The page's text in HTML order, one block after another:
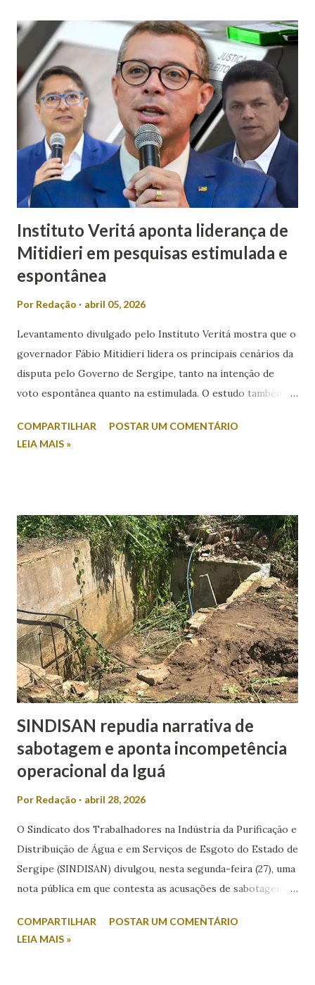
declaração como machista e misógina. Por meio das redes
sociais, Laís afirmou que discursos desse tipo contribuem
para o desrespeito e a exclusão das mulheres dos espaços
de poder. “Em meio a muitos casos de feminicídio,
misoginia e desrespeito, tem pré-candidato espalhando
machismo com as mulheres. Mulher em política, esqueça! É
isso que Valmir de Francisquinho disse ao ser questionado
se a sua mulher poderia ser uma...
Instituto Veritá aponta liderança de
Mitidieri em pesquisas estimulada e
espontânea
Por Redação abril 05, 2026
Levantamento divulgado pelo Instituto Veritá mostra que o
governador Fábio Mitidieri lidera os principais cenários da
disputa pelo Governo de Sergipe, tanto na intenção de
voto espontânea quanto na estimulada. O estudo também
colocados. Na intenção espontânea, quando o eleitor
estimulado, em que os candidatos são apresentados ao
entrevistado, Mitidieri mantém a liderança com 44,2%,
seguido por Valmir de Francisquinho, com 34,5%. Ricardo
Marques aparece com 17,6%, enquanto outros somam 3,7%.
O índice de eleitores indecisos, que não souberam ou
preferiram não responder, além de votos brancos e nulos,
chega a 22,6%. O levantamento também mediu a rejeição
dos candidatos. Nesse...
COMPARTILHAR
POSTAR UM COMENTÁRIO
LEIA MAIS »
SINDISAN repudia narrativa de
sabotagem e aponta incompetência
operacional da Iguá
Por Redação abril 28, 2026
O Sindicato dos Trabalhadores na Indústria da Purificação e
Distribuição de Água e em Serviços de Esgoto do Estado de
Sergipe (SINDISAN) divulgou, nesta segunda-feira (27), uma
nota pública em que contesta as acusações de sabotagem
Aracaju e região metropolitana. A entidade atribui o
COMPARTILHAR
POSTAR UM COMENTÁRIO
LEIA MAIS »